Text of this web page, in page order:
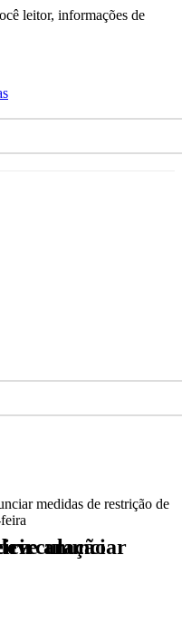
leitor, informações de
medidas de restrição de
feira